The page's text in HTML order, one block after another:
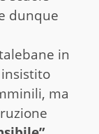
dunque
in
ma